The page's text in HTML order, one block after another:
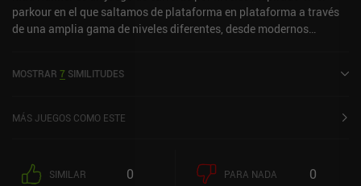
parkour en el que saltamos de plataforma en plataforma a través
de una amplia gama de niveles diferentes, desde modernos
estrafalario estilo artístico y los divertidos personajes me
dificultad de Glitch Dash.Los frecuentes anuncios entre niveles
todas mis vidas.
MOSTRAR 7 SIMILITUDES
MÁS JUEGOS COMO ESTE
SIMILAR 0 PARA NADA 0